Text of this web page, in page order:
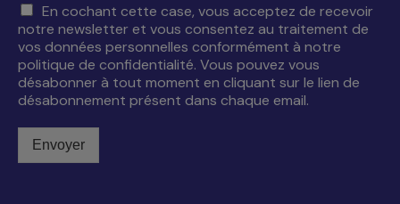
En cochant cette case, vous acceptez de recevoir
notre newsletter et vous consentez au traitement de
vos données personnelles conformément à notre
politique de confidentialité. Vous pouvez vous
désabonner à tout moment en cliquant sur le lien de
désabonnement présent dans chaque email.
Envoyer